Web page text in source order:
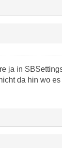
ja in
da hin wo